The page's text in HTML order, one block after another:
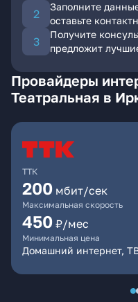
Заполните
оставьте
Получите
предложит
Провайдеры
Театральная в
ТТК
200 мбит/сек
Максимальная скорость
450 ₽/мес
Минимальная цена
Домашний интернет,